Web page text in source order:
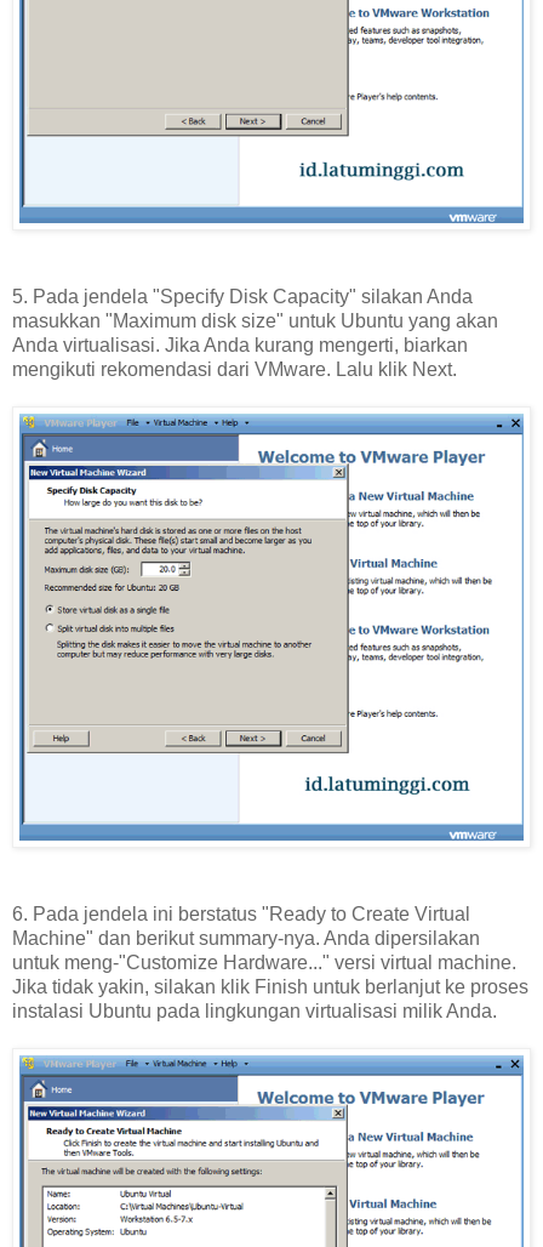
5. Pada jendela "Specify Disk Capacity" silakan Anda
masukkan "Maximum disk size" untuk Ubuntu yang akan
Anda virtualisasi. Jika Anda kurang mengerti, biarkan
mengikuti rekomendasi dari VMware. Lalu klik Next.
6. Pada jendela ini berstatus "Ready to Create Virtual
Machine" dan berikut summary-nya. Anda dipersilakan
untuk meng-"Customize Hardware..." versi virtual machine.
Jika tidak yakin, silakan klik Finish untuk berlanjut ke proses
instalasi Ubuntu pada lingkungan virtualisasi milik Anda.